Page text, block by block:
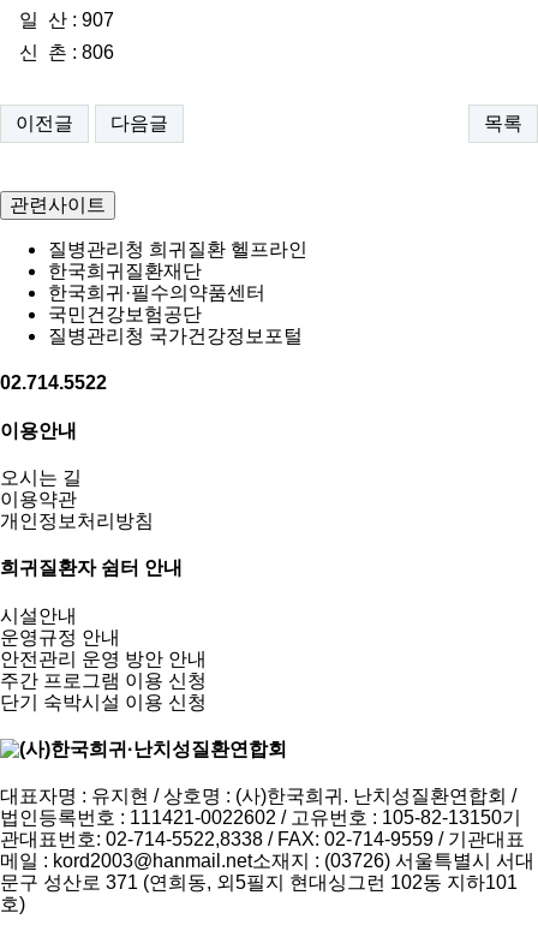
일 산 : 907
신 촌 : 806
이전글 다음글 목록
관련사이트
질병관리청 희귀질환 헬프라인
한국희귀질환재단
한국희귀·필수의약품센터
국민건강보험공단
질병관리청 국가건강정보포털
02.714.5522
이용안내
오시는 길
이용약관
개인정보처리방침
희귀질환자 쉼터 안내
시설안내
운영규정 안내
안전관리 운영 방안 안내
주간 프로그램 이용 신청
단기 숙박시설 이용 신청
대표자명 : 유지현 / 상호명 : (사)한국희귀. 난치성질환연합회 /
법인등록번호 : 111421-0022602 / 고유번호 : 105-82-13150기
관대표번호: 02-714-5522,8338 / FAX: 02-714-9559 / 기관대표
메일 : kord2003@hanmail.net소재지 : (03726) 서울특별시 서대
문구 성산로 371 (연희동, 외5필지 현대싱그런 102동 지하101
호)